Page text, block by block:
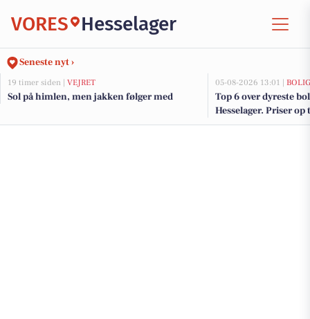
VORES Hesselager
Seneste nyt ›
19 timer siden | VEJRET
Sol på himlen, men jakken følger med
05-08-2026 13:01 |
Top 6 over dyreste
Hesselager. Priser